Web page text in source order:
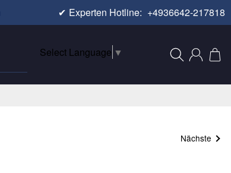
✔ Experten Hotline: +4936642-217818
Select Language ▼
Nächste